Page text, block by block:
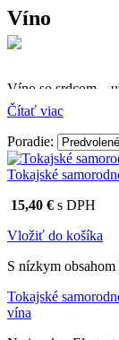
Víno
Víno so srdcom –
Firma Ostrožovič
slovenskom
Vyrábame kvalitné
priniesli na
Furmint, Lipovina
spracúvame
fermentácie.
Čítať viac
Poradie:
Tokajské
15,40 € s DPH
Vložiť do košíka
S nízkym obsahom
Tokajské
vína